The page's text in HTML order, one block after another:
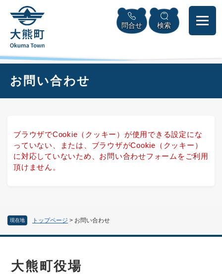
頭
メニューを飛ばして本文へ
問合せ 検索
現在地 トップページ > お問い合わせ
お問い合わせ
ブラウザでCookie（クッキー）が使用できる設定にな
っていない、または、ブラウザがCookie（クッキー）
に対応していないため、お問い合わせフォームをご利用
頂けません。
大熊町役場